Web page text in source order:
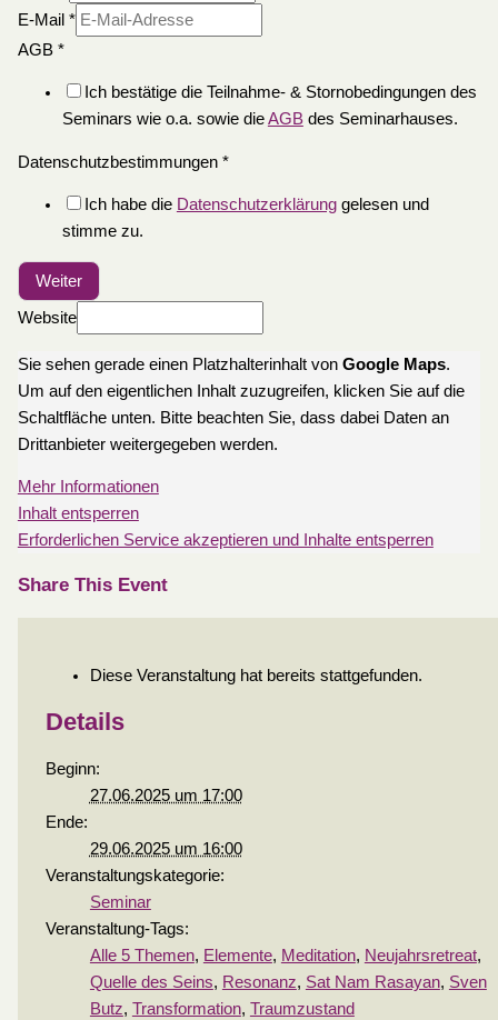
E-Mail *
AGB *
Ich bestätige die Teilnahme- & Stornobedingungen des
Seminars wie o.a. sowie dieAGBdes Seminarhauses.
Datenschutzbestimmungen *
Ich habe die Datenschutzerklärunggelesen und
stimme zu.
Weiter
Website
Sie sehen gerade einen Platzhalterinhalt von Google Maps.
Um auf den eigentlichen Inhalt zuzugreifen, klicken Sie auf die
Schaltfläche unten. Bitte beachten Sie, dass dabei Daten an
Drittanbieter weitergegeben werden.
Mehr Informationen
Inhalt entsperren
Erforderlichen Service akzeptieren und Inhalte entsperren
Share This Event
Diese Veranstaltung hat bereits stattgefunden.
Details
Beginn:
27.06.2025 um 17:00
Ende:
29.06.2025 um 16:00
Veranstaltungskategorie:
Seminar
Veranstaltung-Tags:
Alle 5 Themen, Elemente, Meditation, Neujahrsretreat,
Quelle des Seins, Resonanz, Sat Nam Rasayan, Sven
Butz, Transformation, Traumzustand